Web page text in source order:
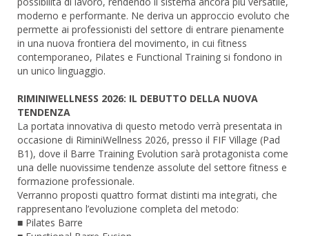
moderno e performante. Ne deriva un approccio evoluto che
permette ai professionisti del settore di entrare pienamente
in una nuova frontiera del movimento, in cui fitness
contemporaneo, Pilates e Functional Training si fondono in
un unico linguaggio.
RIMINIWELLNESS 2026: IL DEBUTTO DELLA NUOVA
TENDENZA
La portata innovativa di questo metodo verrà presentata in
occasione di RiminiWellness 2026, presso il FIF Village (Pad
B1), dove il Barre Training Evolution sarà protagonista come
una delle nuovissime tendenze assolute del settore fitness e
formazione professionale.
Verranno proposti quattro format distinti ma integrati, che
rappresentano l’evoluzione completa del metodo:
■ Pilates Barre